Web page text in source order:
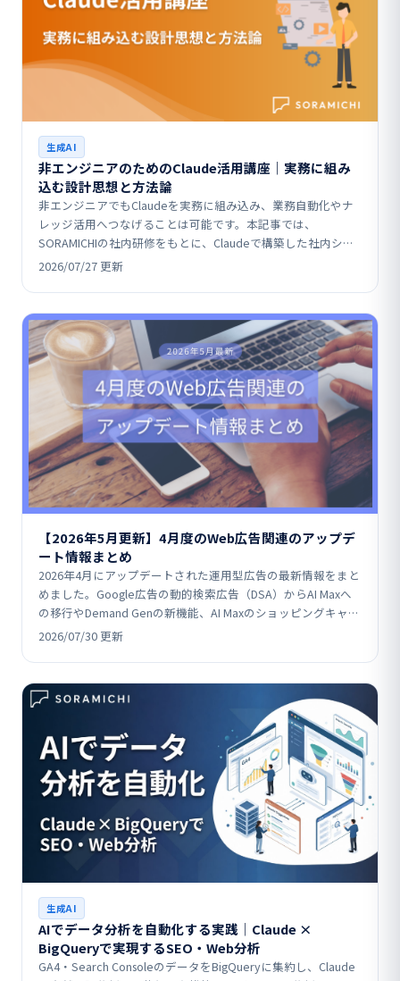
生成AI
非エンジニアのためのClaude活用講座｜実務に組み
込む設計思想と方法論
非エンジニアでもClaudeを実務に組み込み、業務自動化やナ
レッジ活用へつなげることは可能です。本記事では、
SORAMICHIの社内研修をもとに、Claudeで構築した社内シス
テム事例や、MCP（コネクタ）・スキル・コン…
2026/07/27 更新
【2026年5月更新】4月度のWeb広告関連のアップデ
ート情報まとめ
2026年4月にアップデートされた運用型広告の最新情報をまと
めました。Google広告の動的検索広告（DSA）からAI Maxへ
の移行やDemand Genの新機能、AI Maxのショッピングキャン
ペーン拡張、LINEヤ…
2026/07/30 更新
生成AI
AIでデータ分析を自動化する実践│Claude ×
BigQueryで実現するSEO・Web分析
GA4・Search ConsoleのデータをBigQueryに集約し、Claude